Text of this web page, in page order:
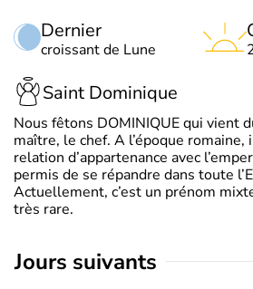
Dernier
croissant de Lune
Saint Dominique
Nous fêtons DOMINIQUE qui vient
maître, le chef. A l’époque romaine,
relation d’appartenance avec
permis de se répandre dans toute
Actuellement, c’est un prénom
très rare.
jours suivants